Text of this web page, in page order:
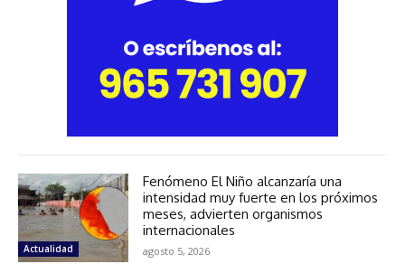
Actualidad
Fenómeno El Niño alcanzaría una
intensidad muy fuerte en los próximos
meses, advierten organismos
internacionales
agosto 5, 2026